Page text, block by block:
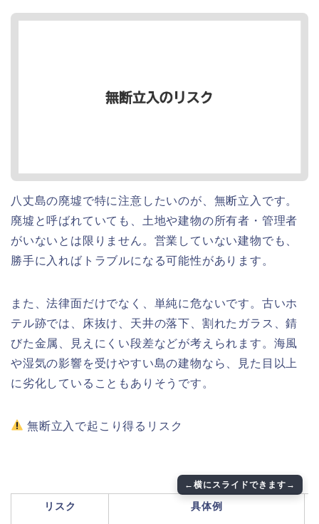
八丈島の廃墟で特に注意したいのが、無断立入です。
廃墟と呼ばれていても、土地や建物の所有者・管理者
がいないとは限りません。営業していない建物でも、
勝手に入ればトラブルになる可能性があります。
また、法律面だけでなく、単純に危ないです。古いホ
テル跡では、床抜け、天井の落下、割れたガラス、錆
びた金属、見えにくい段差などが考えられます。海風
や湿気の影響を受けやすい島の建物なら、見た目以上
に劣化していることもありそうです。
無断立入で起こり得るリスク
リスク 具体例